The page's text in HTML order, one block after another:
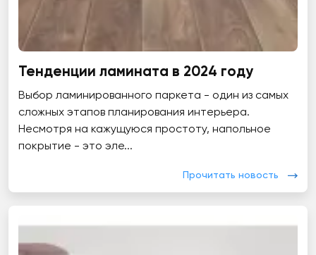
Тенденции ламината в 2024 году
Выбор ламинированного паркета - один из самых
сложных этапов планирования интерьера.
Несмотря на кажущуюся простоту, напольное
покрытие - это эле...
Прочитать новость